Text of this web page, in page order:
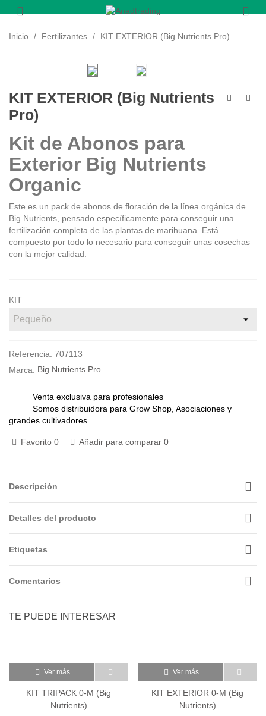
Inicio / Fertilizantes / KIT EXTERIOR (Big Nutrients Pro)
KIT EXTERIOR (Big Nutrients
Pro)
Kit de Abonos para
Exterior Big Nutrients
Organic
Este es un pack de abonos de floración de la línea orgánica de
Big Nutrients, pensado específicamente para conseguir una
fertilización completa de las plantas de marihuana. Está
compuesto por todo lo necesario para conseguir unas cosechas
con la mejor calidad.
KIT
Referencia: 707113
Marca: Big Nutrients Pro
Venta exclusiva para profesionales
Somos distribuidora para Grow Shop, Asociaciones y
grandes cultivadores
Favorito 0 Añadir para comparar 0
Descripción
Detalles del producto
Etiquetas
Comentarios
TE PUEDE INTERESAR
Ver más
KIT TRIPACK 0-M (Big
Nutrients)
Ver más
KIT EXTERIOR 0-M (Big
Nutrients)